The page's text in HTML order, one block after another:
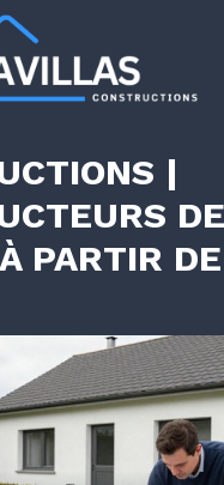
|
DE
PARTIR